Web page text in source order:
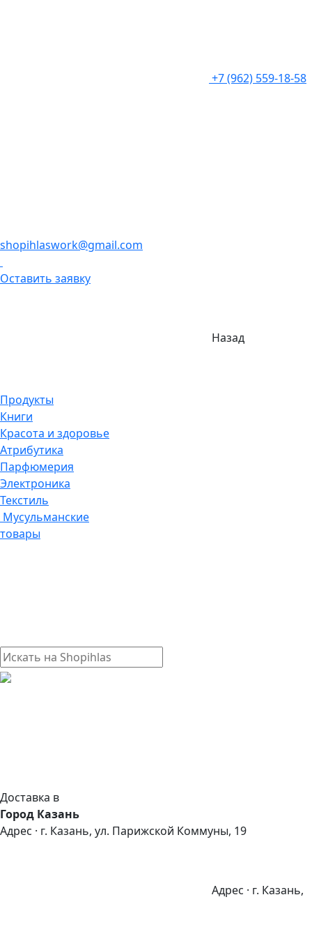
+7 (962) 559-18-58
shopihlaswork@gmail.com
Оставить заявку
Назад
Продукты
Книги
Красота и здоровье
Атрибутика
Парфюмерия
Электроника
Текстиль
Мусульманские
товары
Доставка в
Город Казань
Адрес · г. Казань, ул. Парижской Коммуны, 19
Адрес · г. Казань,